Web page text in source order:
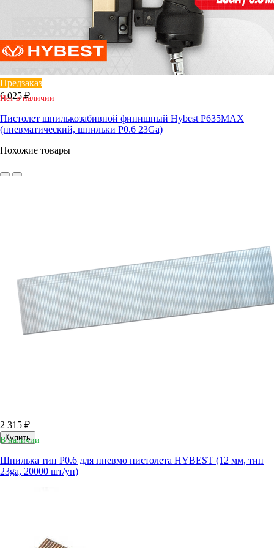
Предзаказ
6 025 ₽
Нет в наличии
Пистолет шпилькозабивной финишный Hybest P635MAX
(пневматический, шпильки P0.6 23Ga)
Похожие товары
2 315 ₽
Купить
В наличии
Шпилька тип P0.6 для пневмо пистолета HYBEST (12 мм, тип
23ga, 20000 шт/уп)